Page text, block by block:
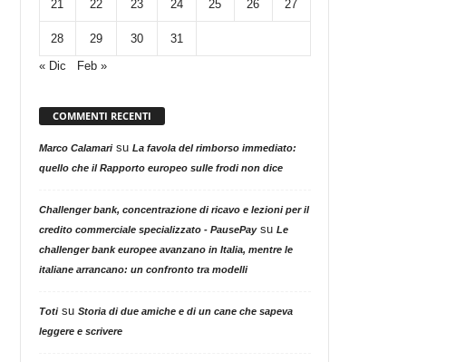
21 22 23 24 25 26 27
28 29 30
31
« Dic
Feb »
COMMENTI RECENTI
Marco Calamarisu La favola del rimborso immediato:
quello che il Rapporto europeo sulle frodi non dice
Challenger bank, concentrazione di ricavo e lezioni per il
credito commerciale specializzato - PausePaysu Le
challenger bank europee avanzano in Italia, mentre le
italiane arrancano: un confronto tra modelli
Totisu Storia di due amiche e di un cane che sapeva
leggere e scrivere